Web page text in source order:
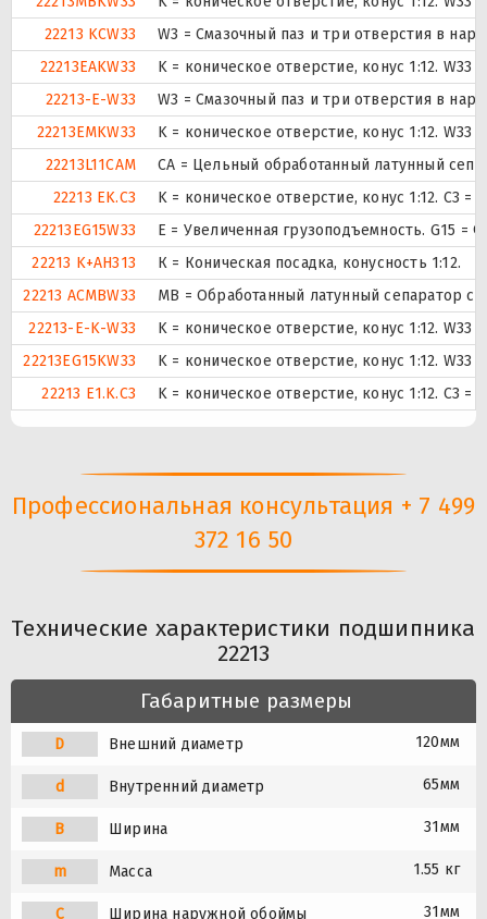
22213 KCW33
W3 = Смазочный паз и три отверстия в
22213EAKW33
K = коническое отверстие, конус 1:12.
22213-E-W33
W3 = Смазочный паз и три отверстия в
22213EMKW33
K = коническое отверстие, конус 1:12.
22213L11CAM
CA = Цельный обработанный латунный
22213 EK.C3
K = коническое отверстие, конус 1:12. C3
22213EG15W33
E = Увеличенная грузоподъемность. G15
22213 K+AH313
К = Коническая посадка, конусность 1:12.
22213 ACMBW33
MB = Обработанный латунный сепаратор
22213-E-K-W33
K = коническое отверстие, конус 1:12.
22213EG15KW33
K = коническое отверстие, конус 1:12.
22213 E1.K.C3
K = коническое отверстие, конус 1:12. C3
Профессиональная консультация + 7 499
372 16 50
Технические характеристики подшипника
22213
Габаритные размеры
D Внешний диаметр 120мм
d Внутренний диаметр 65мм
B Ширина 31мм
m Масса 1.55 кг
C Ширина наружной обоймы 31мм